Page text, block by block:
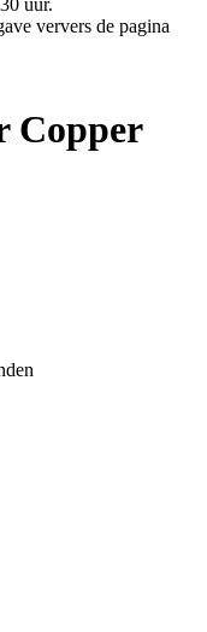
uur.
ververs de pagina
Copper